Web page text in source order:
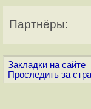
Партнёры:
Закладки на сайте
Проследить за